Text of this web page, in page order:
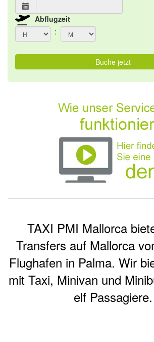
Abflugzeit
:
Buche jetzt
TAXI PMI Mallorca
Transfers auf Mallorca
Flughafen in Palma. Wir
mit Taxi, Minivan und
elf Passagiere.